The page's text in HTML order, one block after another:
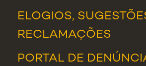
ELOGIOS,
RECLAMAÇÕES
PORTAL DE